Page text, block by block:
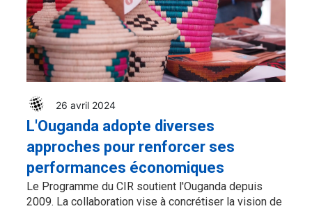
26 avril 2024
L'Ouganda adopte diverses
approches pour renforcer ses
performances économiques
Le Programme du CIR soutient l'Ouganda depuis
2009. La collaboration vise à concrétiser la vision de